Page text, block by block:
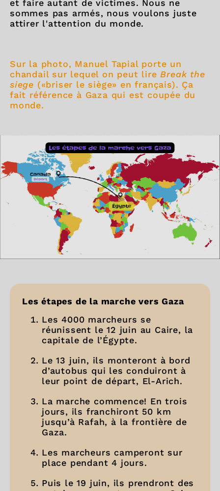
et faire autant de victimes. Nous ne
sommes pas armés, nous voulons juste
attirer l'attention du monde.
Sur la photo, Manuel Tapial porte un
chandail sur lequel on peut lire Break the
siege («briser le siège» en français). Ça
fait référence à Gaza qui est coupée du
monde.
Les étapes de la marche vers Gaza
Les 4000 marcheurs se
réunissent le 12 juin au Caire, la
capitale de l’Égypte.
Le 13 juin, ils monteront à bord
d’autobus qui les conduiront à
leur point de départ, El-Arich.
La marche commence! En trois
jours, ils franchiront 50 km
jusqu’à Rafah, à la frontière de
Gaza.
Les marcheurs camperont sur
place pendant 4 jours.
Puis le 19 juin, ils prendront des